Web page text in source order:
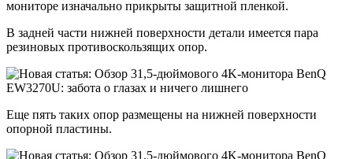
мониторе изначально прикрыты защитной пленкой.
В задней части нижней поверхности детали имеется пара
резиновых противоскользящих опор.
Еще пять таких опор размещены на нижней поверхности
опорной пластины.